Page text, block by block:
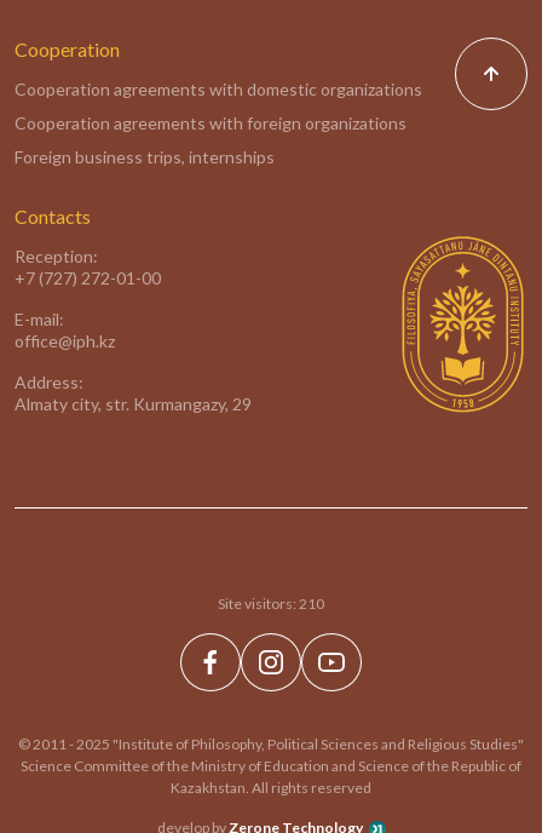
Cooperation
Cooperation agreements with domestic organizations
Cooperation agreements with foreign organizations
Foreign business trips, internships
Contacts
Reception:
+7 (727) 272-01-00
E-mail:
office@iph.kz
Address:
Almaty city, str. Kurmangazy, 29
Site visitors: 210
© 2011 - 2025 "Institute of Philosophy, Political Sciences and Religious Studies"
Science Committee of the Ministry of Education and Science of the Republic of
Kazakhstan. All rights reserved
develop byZerone Technology